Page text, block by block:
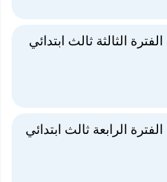
الثالثة ثالث ابتدائي
الرابعة ثالث ابتدائي